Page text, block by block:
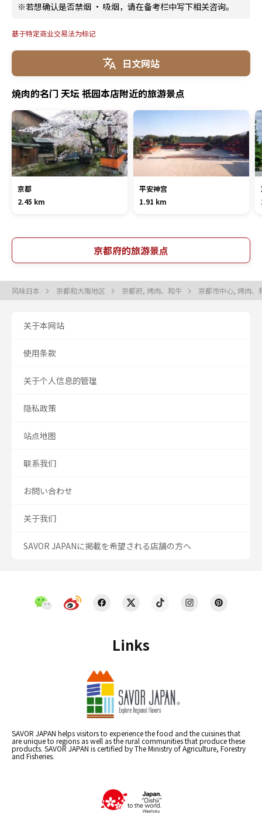
※若想确认是否禁烟 · 吸烟，请在备考栏中写下相关咨询。
基于特定商业交易法为标记
日文网站
焼肉的名门 天坛 祇园本店附近的旅游景点
京都
2.45 km
平安神宫
1.91 km
京都府的旅游景点
风味日本 京都和大阪地区 京都府, 烤肉、和牛 京都市中心, 烤肉、
Links
SAVOR JAPAN helps visitors to experience the food and the cuisines that
are unique to regions as well as the rural communities that produce these
products. SAVOR JAPAN is certified by The Ministry of Agriculture, Forestry
and Fisheries.
关于本网站
使用条款
关于个人信息的管理
隐私政策
站点地图
联系我们
お問い合わせ
关于我们
SAVOR JAPANに掲載を希望される店舗の方へ